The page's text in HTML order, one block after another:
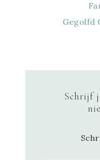
Gegolfd
Schrijf